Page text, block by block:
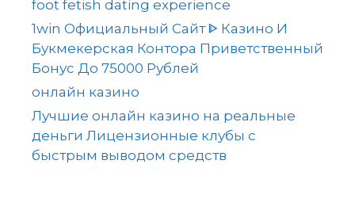
foot fetish dating experience
1win Официальный Сайт ᐈ Казино И
Букмекерская Контора Приветственный
Бонус До 75000 Рублей
онлайн казино
Лучшие онлайн казино на реальные
деньги Лицензионные клубы с
быстрым выводом средств